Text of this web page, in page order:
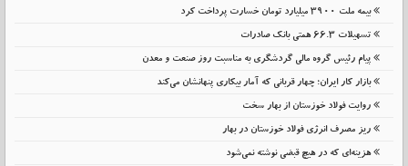
بیمه ملت 3900 میلیارد تومان خسارت پرداخت کرد
تسهیلات 66.3 همتی بانک صادرات
پیام رئیس گروه مالی گردشگری به مناسبت روز صنعت و معدن
بازار کار ایران؛ چهار قربانی که آمار بیکاری پنهانشان می‌کند
روایت فولاد خوزستان از بهار سخت
ریز مصرف انرژی فولاد خوزستان در بهار
هزینه‌ای که در هیچ قبضی نوشته نمی‌شود